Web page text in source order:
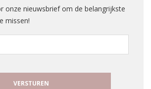
onze nieuwsbrief om de belangrijkste
missen!